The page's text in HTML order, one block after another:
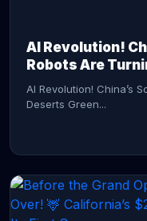
AI Revolution!
Robots Are
AI Revolution! China’s
Deserts Green...